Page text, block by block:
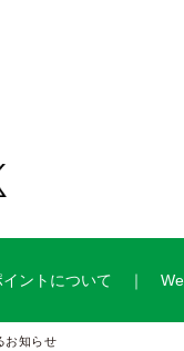
イントについて
お知らせ